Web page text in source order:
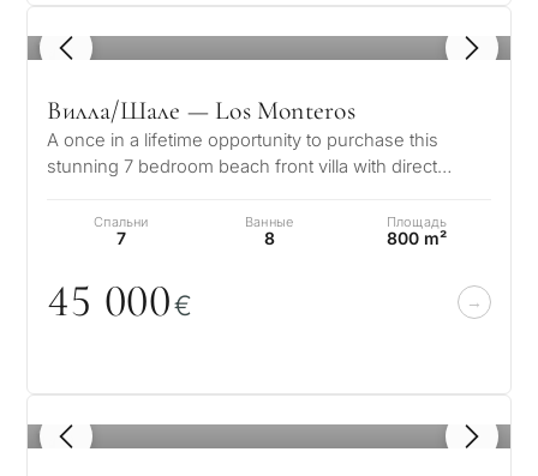
1 / 8
Вилла/Шале — Los Monteros
A once in a lifetime opportunity to purchase this
stunning 7 bedroom beach front villa with direct
Спальни
7
Ванные
8
Площадь
800 m²
45 000€
1 / 8